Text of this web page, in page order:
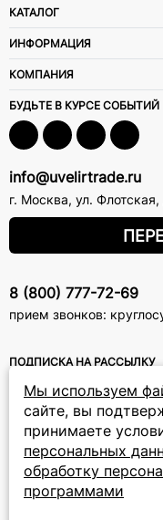
Мы используем
сайте, вы
принимаете
персональных
обработку
программами
КАТАЛОГ
ИНФОРМАЦИЯ
КОМПАНИЯ
БУДЬТЕ В КУРСЕ СОБЫТИЙ
info@uvelirtrade.ru
г. Москва, ул.
8 (800) 777-72-69
прием звонков:
ПОДПИСКА НА РАССЫЛКУ
Подписываясь на
обработки
обработку